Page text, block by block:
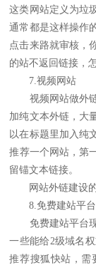
这类网站定义为垃
通常都是这样操作
点击来路就审核，
的站不返回链接，
7.视频网站
视频网站做外链
加纯文本外链，大
以在标题里加入纯
推荐一个网站，第
留锚文本链接。
网站外链建设的
8.免费建站平台
免费建站平台现
一些能给2级域名
推荐搜狐快站，需